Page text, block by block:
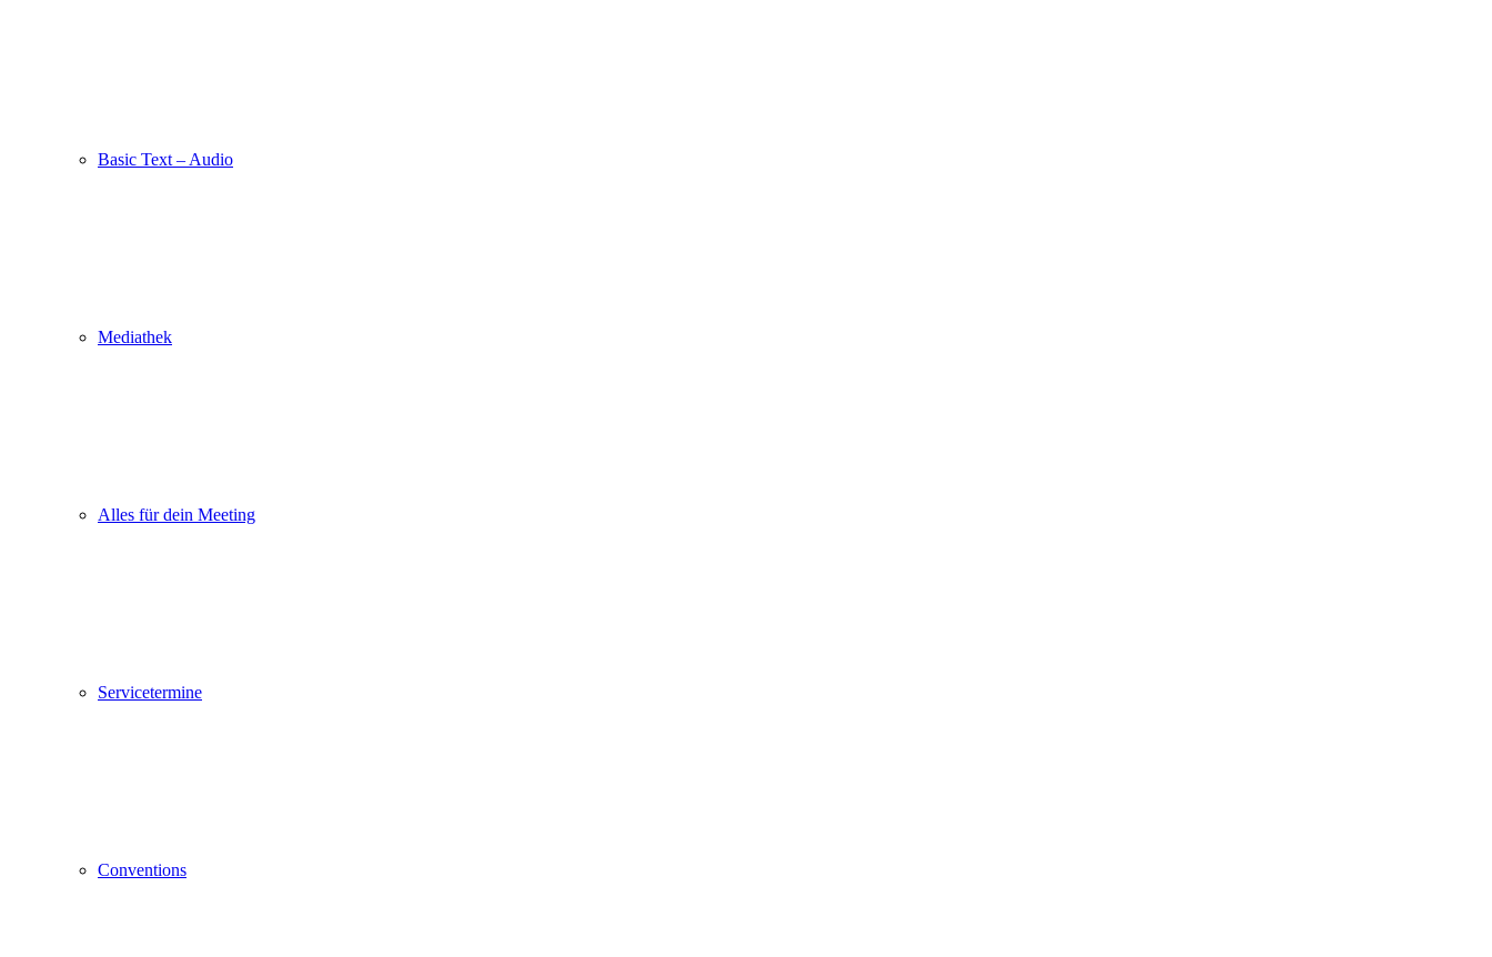
Basic Text – Audio
Mediathek
Alles für dein Meeting
Servicetermine
Conventions